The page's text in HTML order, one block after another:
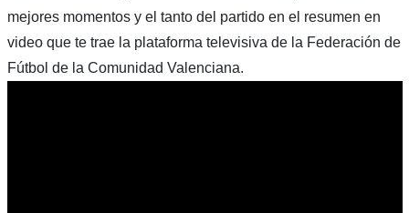
mejores momentos y el tanto del partido en el resumen en
video que te trae la plataforma televisiva de la Federación de
Fútbol de la Comunidad Valenciana.